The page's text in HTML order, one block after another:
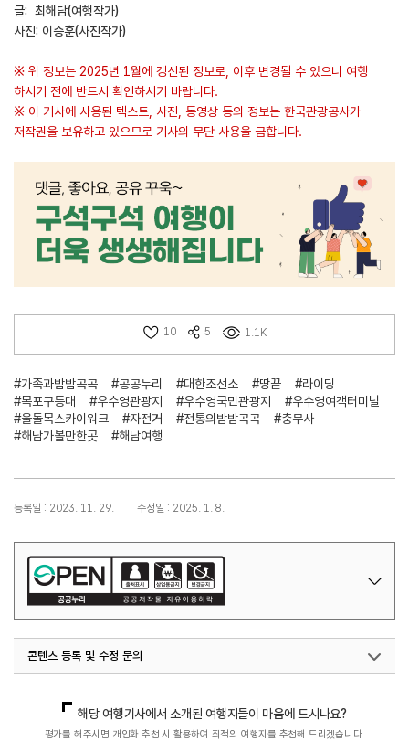
글: 최해담(여행작가)
사진: 이승훈(사진작가)
※ 위 정보는 2025년 1월에 갱신된 정보로, 이후 변경될 수 있으니 여행
하시기 전에 반드시 확인하시기 바랍니다.
※ 이 기사에 사용된 텍스트, 사진, 동영상 등의 정보는 한국관광공사가
저작권을 보유하고 있으므로 기사의 무단 사용을 금합니다.
10 5 1.1K
#가족과밤밤곡곡 #공공누리 #대한조선소 #땅끝
#라이딩
#목포구등대
#우수영관광지 #우수영국민관광지
#우수영여객터미널
#울돌목스카이워크
#자전거 #전통의밤밤곡곡
#충무사
#해남가볼만한곳
#해남여행
등록일 : 2023. 11. 29. 수정일 : 2025. 1. 8.
콘텐츠 등록 및 수정 문의
해당 여행기사에서 소개된 여행지들이 마음에 드시나요?
평가를 해주시면 개인화 추천 시 활용하여 최적의 여행지를 추천해 드리겠습니다.